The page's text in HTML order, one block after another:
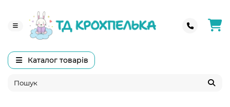
Каталог товарів